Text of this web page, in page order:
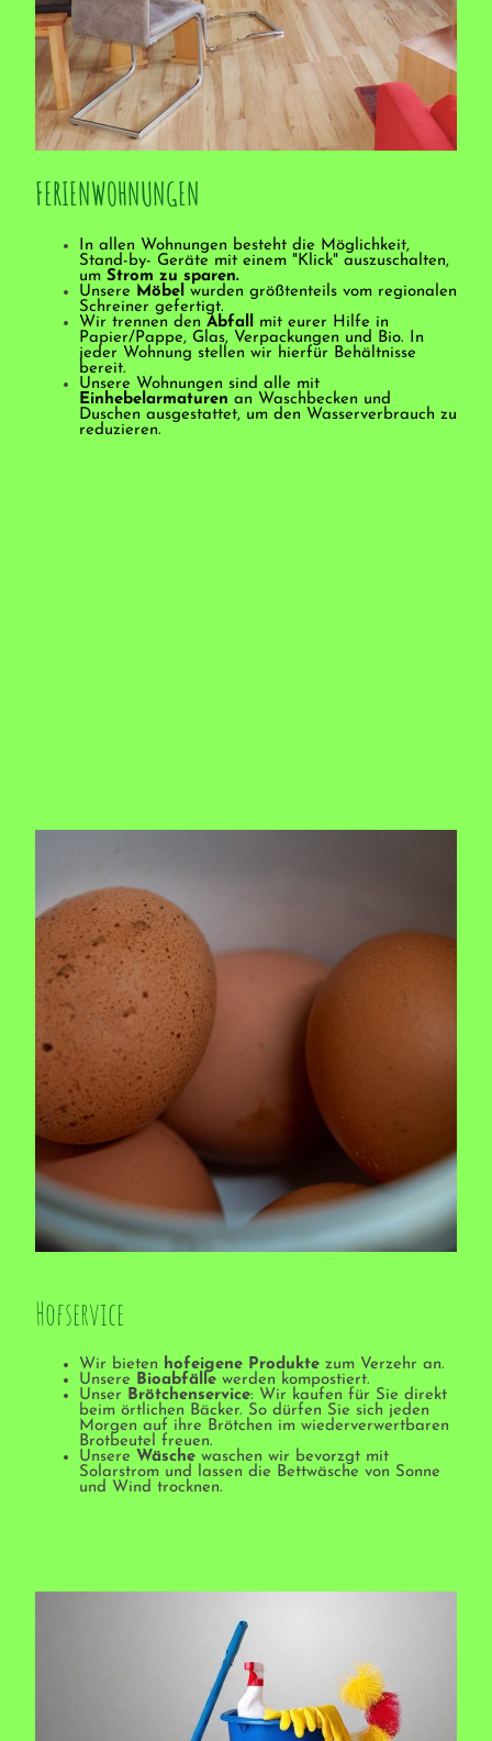
FERIENWOHNUNGEN
In allen Wohnungen besteht die Möglichkeit,
Stand-by- Geräte mit einem "Klick" auszuschalten,
um Strom zu sparen.
Unsere Möbel wurden größtenteils vom regionalen
Schreiner gefertigt.
Wir trennen den Abfall
mit eurer Hilfe in
Papier/Pappe, Glas, Verpackungen und Bio. In
jeder Wohnung stellen wir hierfür Behältnisse
bereit.
Unsere Wohnungen sind alle mit
Einhebelarmaturen an Waschbecken und
Duschen ausgestattet, um den Wasserverbrauch zu
reduzieren.
Hofservice
Wir bieten hofeigene Produkte zum Verzehr an.
Unsere Bioabfälle werden kompostiert.
Unser Brötchenservice: Wir kaufen für Sie direkt
beim örtlichen Bäcker. So dürfen Sie sich jeden
Morgen auf ihre Brötchen im wiederverwertbaren
Brotbeutel freuen.
Unsere Wäsche waschen wir bevorzgt mit
Solarstrom und lassen die Bettwäsche von Sonne
und Wind trocknen.